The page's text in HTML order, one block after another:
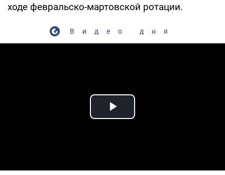
ходе февральско-мартовской ротации.
Видео дня
Play Video